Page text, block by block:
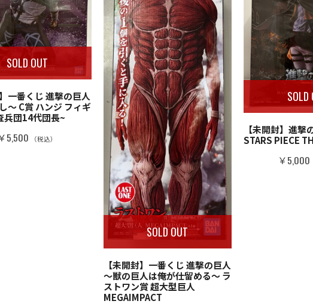
SOLD OUT
一番くじ 進撃の巨人
～ C賞 ハンジ フィギ
兵団14代団長~
5,500 （税込）
SOLD OUT
【未開封】一番くじ 進撃の巨人
～獣の巨人は俺が仕留める～ ラ
ストワン賞 超大型巨人
MEGAIMPACT
SOLD
【未開封】進撃
STARS PIECE
￥5,000